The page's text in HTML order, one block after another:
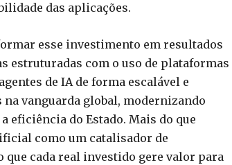
das aplicações.
esse investimento em resultados
estruturadas com o uso de plataformas
de IA de forma escalável e
vanguarda global, modernizando
eficiência do Estado. Mais do que
como um catalisador de
cada real investido gere valor para